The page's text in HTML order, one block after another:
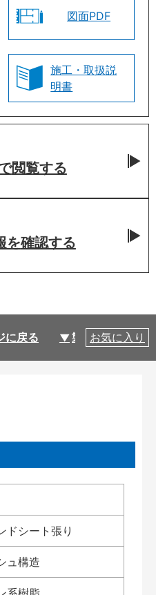
図面PDF
施工・取扱説
明書
閲覧する
を確認する
に戻る 製品仕様
お気に入り
ドシート張り
ュ構造